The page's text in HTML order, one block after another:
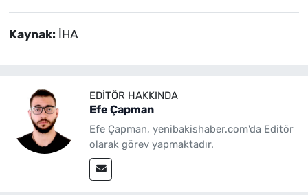
Kaynak: İHA
EDITÖR HAKKINDA
Efe Çapman
Efe Çapman, yenibakishaber.com'da Editör
olarak görev yapmaktadır.